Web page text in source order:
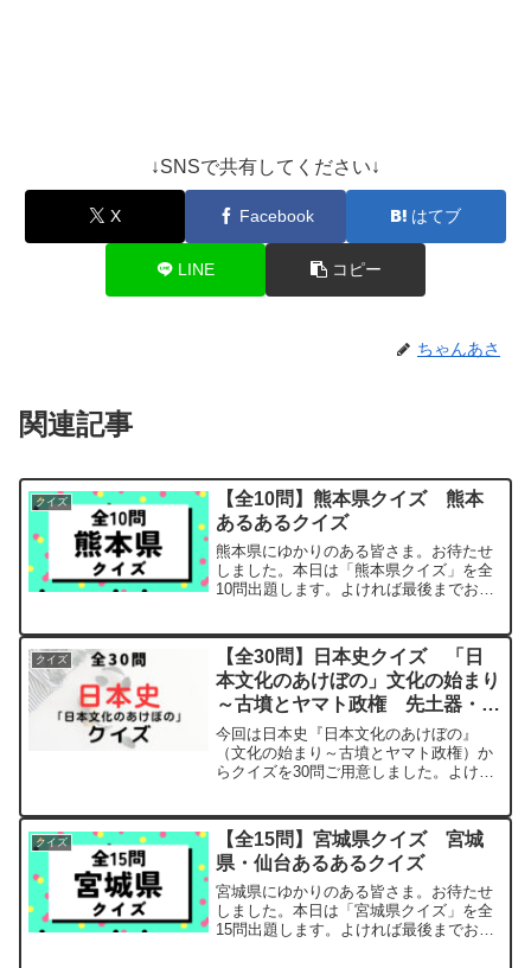
↓SNSで共有してください↓
X Facebook はてブ
LINE コピー
ちゃんあさ
関連記事
クイズ
【全10問】熊本県クイズ 熊本
あるあるクイズ
熊本県にゆかりのある皆さま。お待たせ
しました。本日は「熊本県クイズ」を全
10問出題します。よければ最後までお付
粉・塩で作った生地で包んで蒸した熊本
県の郷土料理は？答え...
クイズ
【全30問】日本史クイズ 「日
本文化のあけぼの」文化の始まり
～古墳とヤマト政権 先土器・縄
文・弥生・古墳時代クイズ
今回は日本史『日本文化のあけぼの』
（文化の始まり～古墳とヤマト政権）か
らクイズを30問ご用意しました。よけれ
る、新生代第四紀の時期のことを何とい
う？問題2【問題】更新...
クイズ
【全15問】宮城県クイズ 宮城
県・仙台あるあるクイズ
宮城県にゆかりのある皆さま。お待たせ
しました。本日は「宮城県クイズ」を全
15問出題します。よければ最後までお付